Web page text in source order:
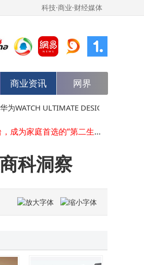
科技·商业·财经媒体
商业资讯 网界
WATCH ULTIMATE DESIGN紫金款发
以紫金美学与尖端科技重塑高端腕表新
，灵光4天突破100万下载
于12月9日在利雅得启幕
IMA第十二届管理会计高峰论坛在京圆满落幕，共话数智时代财务新未来
汇丰PayMe成功迁移至亚马逊云科技 加速推动香港电子支付创新
问界M8累计交付突破13万台，成为家庭首选的“第二生活空间”
万用4天，再破百万仅2天
将于12月9日在利雅得启幕
科洞察